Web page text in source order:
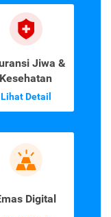
Jiwa &
Kesehatan
Lihat Detail
Digital